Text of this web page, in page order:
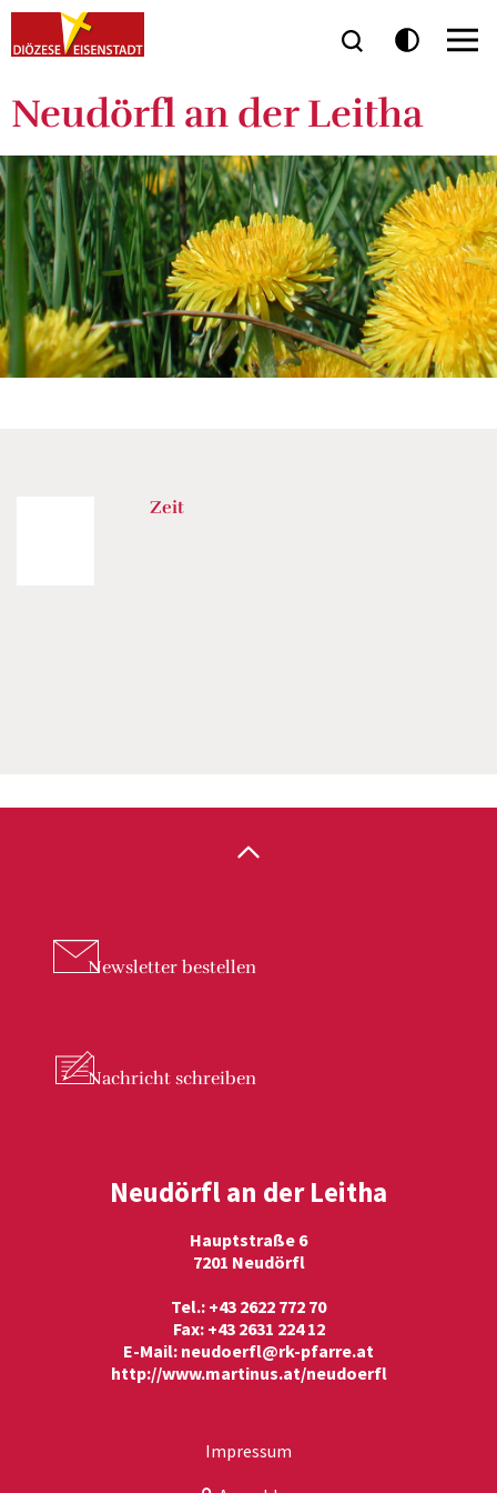
Neudörfl an der Leitha
Zeit
Newsletter bestellen
Nachricht schreiben
Neudörfl an der Leitha
Hauptstraße 6
7201 Neudörfl
Tel.: +43 2622 772 70
Fax: +43 2631 224 12
E-Mail: neudoerfl@rk-pfarre.at
http://www.martinus.at/neudoerfl
Impressum